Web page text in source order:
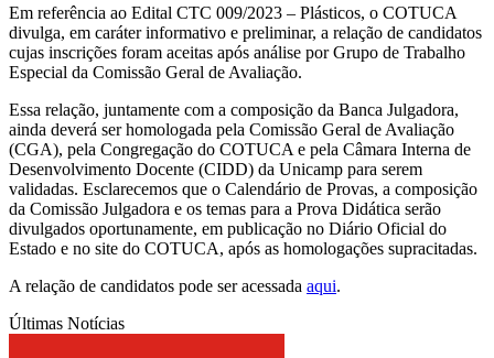
Em referência ao Edital CTC 009/2023 – Plásticos, o COTUCA
divulga, em caráter informativo e preliminar, a relação de candidatos
cujas inscrições foram aceitas após análise por Grupo de Trabalho
Especial da Comissão Geral de Avaliação.
Essa relação, juntamente com a composição da Banca Julgadora,
ainda deverá ser homologada pela Comissão Geral de Avaliação
(CGA), pela Congregação do COTUCA e pela Câmara Interna de
Desenvolvimento Docente (CIDD) da Unicamp para serem
validadas. Esclarecemos que o Calendário de Provas, a composição
da Comissão Julgadora e os temas para a Prova Didática serão
divulgados oportunamente, em publicação no Diário Oficial do
Estado e no site do COTUCA, após as homologações supracitadas.
A relação de candidatos pode ser acessada aqui.
Últimas Notícias